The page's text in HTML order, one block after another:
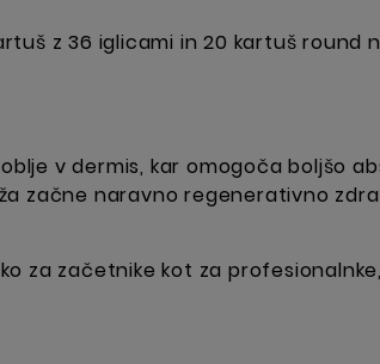
z 36 iglicami in 20 kartuš round
v dermis, kar omogoča boljšo
začne naravno regenerativno
za začetnike kot za